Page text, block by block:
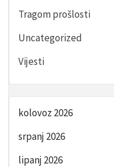
Tragom prošlosti
Uncategorized
Vijesti
kolovoz 2026
srpanj 2026
lipanj 2026